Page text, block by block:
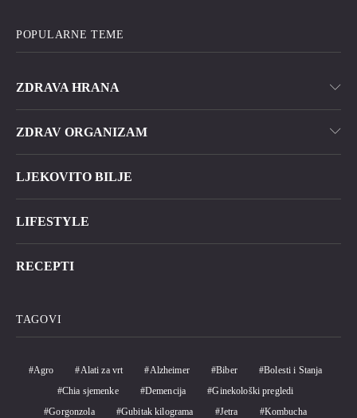
POPULARNE TEME
ZDRAVA HRANA
ZDRAV ORGANIZAM
LJEKOVITO BILJE
LIFESTYLE
RECEPTI
TAGOVI
Agro Alati za vrt Alzheimer Biber
Bolesti i Stanja
Chia sjemenke
Demencija
Ginekološki pregledi
Gorgonzola
Gubitak kilograma Jetra
Kombucha